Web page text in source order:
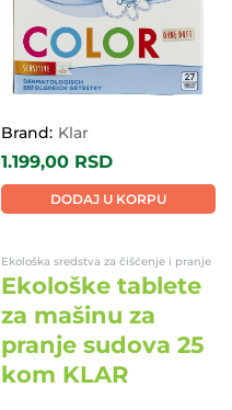
Brand: Klar
1.199,00 RSD
DODAJ U KORPU
Ekološka sredstva za čišćenje i pranje
Ekološke tablete
za mašinu za
pranje sudova 25
kom KLAR